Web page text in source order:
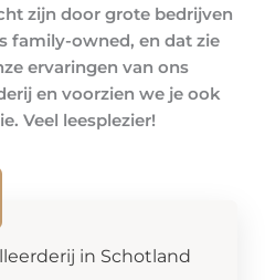
zijn door grote bedrijven
family-owned, en dat zie
ervaringen van ons
en voorzien we je ook
Veel leesplezier!
in Schotland